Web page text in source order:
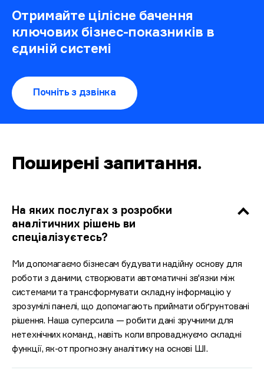
Отримайте цілісне бачення
ключових бізнес-показників в
єдиній системі
Почніть з дзвінка
Поширені запитання.
На яких послугах з розробки
аналітичних рішень ви
спеціалізуєтесь?
Ми допомагаємо бізнесам будувати надійну основу для
роботи з даними, створювати автоматичні зв'язки між
системами та трансформувати складну інформацію у
зрозумілі панелі, що допомагають приймати обґрунтовані
рішення. Наша суперсила — робити дані зручними для
нетехнічних команд, навіть коли впроваджуємо складні
функції, як-от прогнозну аналітику на основі ШІ.